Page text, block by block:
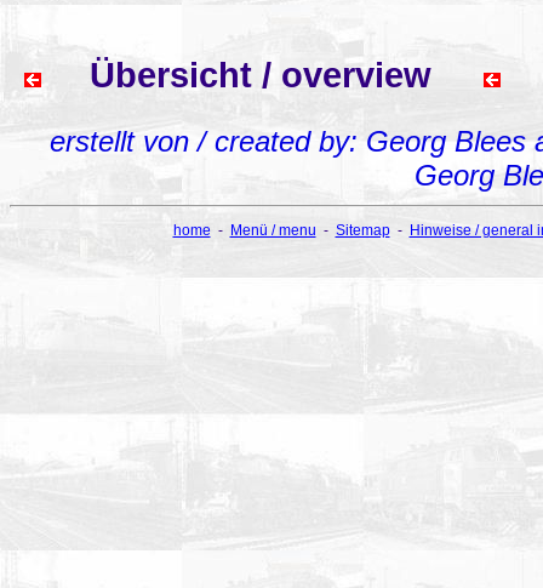
Übersicht / overview
erstellt von / created by: Georg Blees
Georg
home- Menü / menu - Sitemap- Hinweise / general